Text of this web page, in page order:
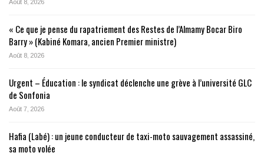
Août 8, 2026
« Ce que je pense du rapatriement des Restes de l’Almamy Bocar Biro
Barry » (Kabiné Komara, ancien Premier ministre)
Août 8, 2026
Urgent – Éducation : le syndicat déclenche une grève à l’université GLC
de Sonfonia
Août 7, 2026
Hafia (Labé) : un jeune conducteur de taxi-moto sauvagement assassiné,
sa moto volée